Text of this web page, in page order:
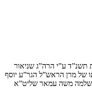
תשנ”ד ע”י הרה”ג שניאור
של מרן הראש”ל הגר”ע יוסף
שלמה משה עמאר שליט”א